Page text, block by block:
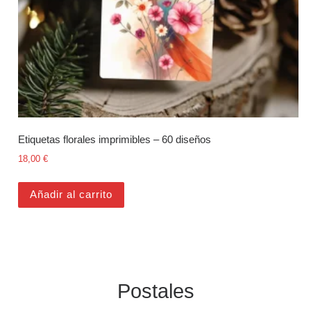
Etiquetas florales imprimibles – 60 diseños
18,00€
Añadir al carrito
Postales